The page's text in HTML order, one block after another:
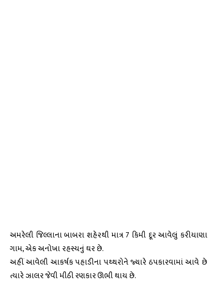
અમરેલી જિલ્લાના બાબરા શહેરથી માત્ર 7 કિમી દૂર આવેલું કરીયાણા
ગામ, એક અનોખા રહસ્યનું ઘર છે.
અહીં આવેલી આકર્ષક પહાડીના પથ્થરોને જ્યારે ઠપકારવામાં આવે છે
ત્યારે ઝાલર જેવી મીઠી રણકાર ઊભી થાય છે.